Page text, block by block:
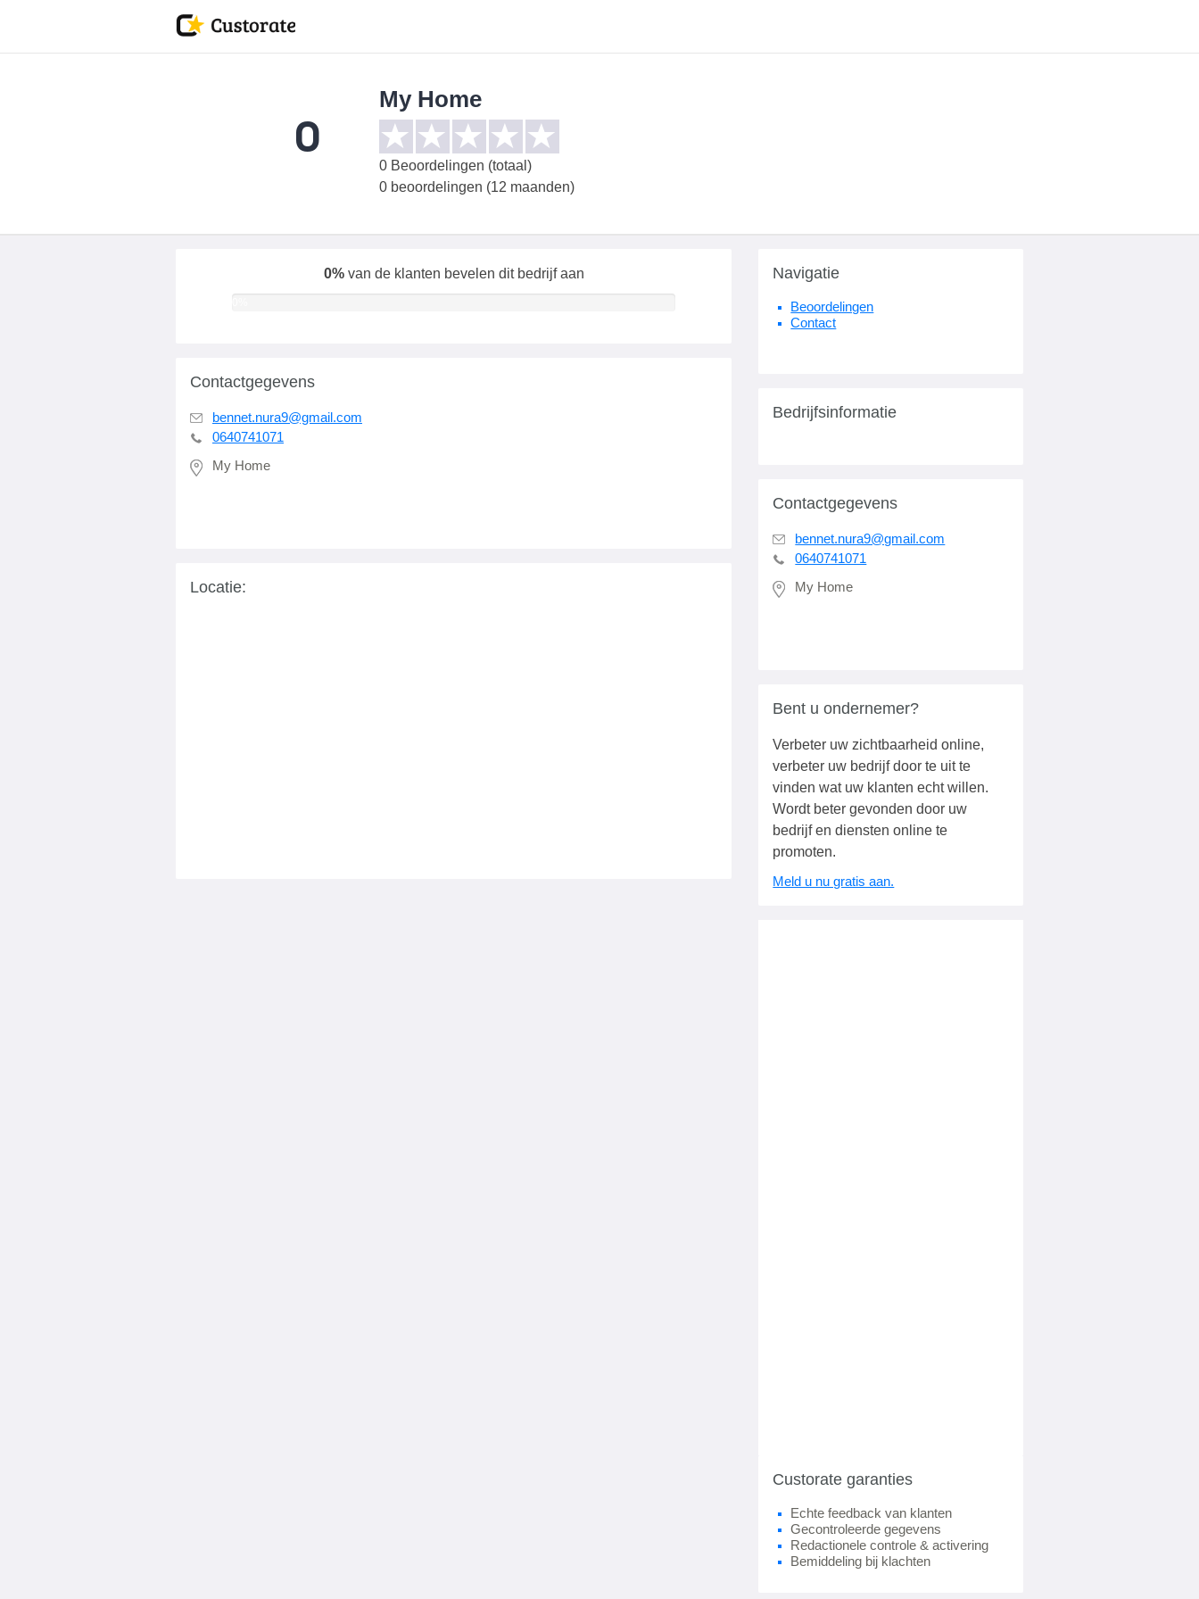
0
My Home
0Beoordelingen (totaal)
0 beoordelingen (12 maanden)
0%van de klanten bevelen dit bedrijf aan
Contactgegevens
bennet.nura9@gmail.com
0640741071
My Home
Locatie:
Navigatie
Beoordelingen
Contact
Bedrijfsinformatie
Contactgegevens
bennet.nura9@gmail.com
0640741071
My Home
Bent u ondernemer?
Verbeter uw zichtbaarheid online,
verbeter uw bedrijf door te uit te
vinden wat uw klanten echt willen.
Wordt beter gevonden door uw
bedrijf en diensten online te
promoten.
Meld u nu gratis aan.
Custorate garanties
Echte feedback van klanten
Gecontroleerde gegevens
Redactionele controle & activering
Bemiddeling bij klachten